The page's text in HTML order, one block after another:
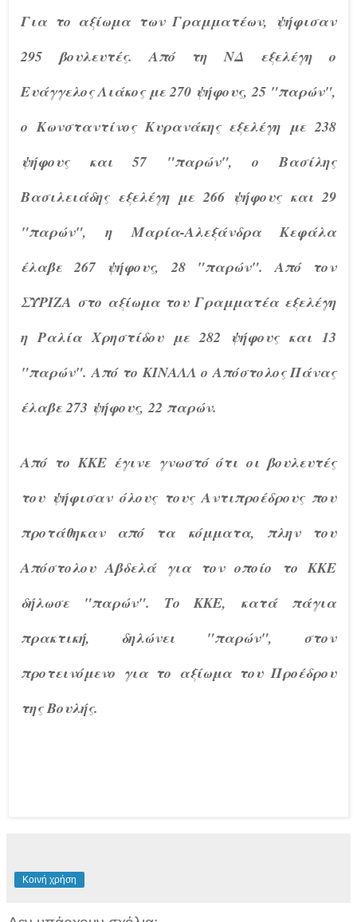
Για το αξίωμα των Γραμματέων, ψήφισαν
295 βουλευτές. Από τη ΝΔ εξελέγη ο
Ευάγγελος Λιάκος με 270 ψήφους, 25 "παρών",
ο Κωνσταντίνος Κυρανάκης εξελέγη με 238
ψήφους και 57 "παρών", ο Βασίλης
Βασιλειάδης εξελέγη με 266 ψήφους και 29
"παρών", η Μαρία-Αλεξάνδρα Κεφάλα
έλαβε 267 ψήφους, 28 "παρών". Από τον
ΣΥΡΙΖΑ στο αξίωμα του Γραμματέα εξελέγη
η Ραλία Χρηστίδου με 282 ψήφους και 13
"παρών". Από το ΚΙΝΑΛΛ ο Απόστολος Πάνας
έλαβε 273 ψήφους, 22 παρών.
Από το ΚΚΕ έγινε γνωστό ότι οι βουλευτές
του ψήφισαν όλους τους Αντιπροέδρους που
προτάθηκαν από τα κόμματα, πλην του
Απόστολου Αβδελά για τον οποίο το ΚΚΕ
δήλωσε "παρών". Το ΚΚΕ, κατά πάγια
πρακτική, δηλώνει "παρών", στον
προτεινόμενο για το αξίωμα του Προέδρου
της Βουλής.
Κοινή χρήση